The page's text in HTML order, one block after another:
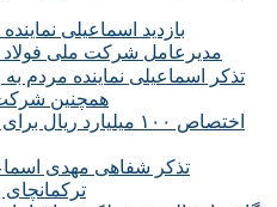
مدیرعامل شرکت ملی فولاد
همچنین شرکت